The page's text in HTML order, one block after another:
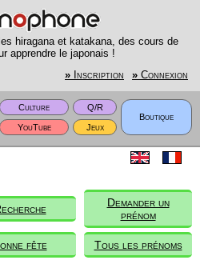
hiragana et katakana, des cours de
apprendre le japonais !
» Inscription » Connexion
Culture
Q/R
Boutique
YouTube Jeux
Demander un
prénom
fête Tous les prénoms